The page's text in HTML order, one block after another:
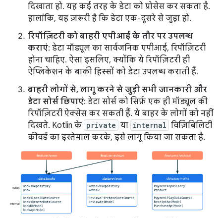
दिखाता हो. यह कई तरह के डेटा को प्रोसेस कर सकता है.
हालांकि, यह ज़रूरी है कि डेटा एक-दूसरे से जुड़ा हो.
रिपॉज़िटरी को बाहरी एपीआई के तौर पर उपलब्ध
कराएं: डेटा मॉड्यूल का सार्वजनिक एपीआई, रिपॉज़िटरी
होना चाहिए. ऐसा इसलिए, क्योंकि ये रिपॉज़िटरी ही
ऐप्लिकेशन के बाकी हिस्सों को डेटा उपलब्ध कराती हैं.
बाहरी लोगों से, लागू करने से जुड़ी सभी जानकारी और
डेटा सोर्स छिपाएं: डेटा सोर्स को सिर्फ़ एक ही मॉड्यूल की
रिपॉज़िटरी ऐक्सेस कर सकती हैं. ये बाहर के लोगों को नहीं
दिखते. Kotlin के private या internal विज़िबिलिटी
कीवर्ड का इस्तेमाल करके, इसे लागू किया जा सकता है.